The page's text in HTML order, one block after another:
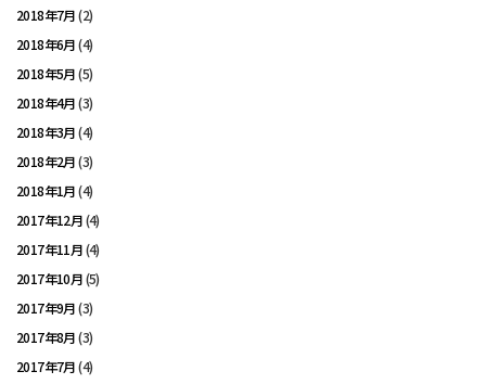
2018年7月(2)
2018年6月(4)
2018年5月(5)
2018年4月(3)
2018年3月(4)
2018年2月(3)
2018年1月(4)
2017年12月(4)
2017年11月(4)
2017年10月(5)
2017年9月(3)
2017年8月(3)
2017年7月(4)